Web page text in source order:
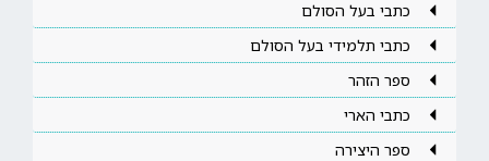
כתבי בעל הסולם
כתבי תלמידי בעל הסולם
ספר הזהר
כתבי הארי
ספר היצירה